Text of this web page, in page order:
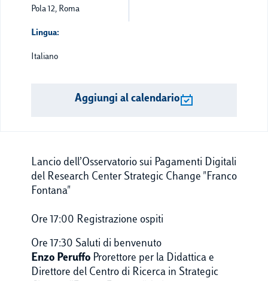
Pola 12, Roma
Lingua:
Italiano
Aggiungi al calendario
Lancio dell’Osservatorio sui Pagamenti Digitali
del Research Center Strategic Change "Franco
Fontana"
Ore 17:00 Registrazione ospiti
Ore 17:30 Saluti di benvenuto
Enzo Peruffo Prorettore per la Didattica e
Direttore del Centro di Ricerca in Strategic